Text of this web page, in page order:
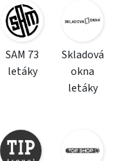
SAM 73
letáky
Skladová
okna
letáky